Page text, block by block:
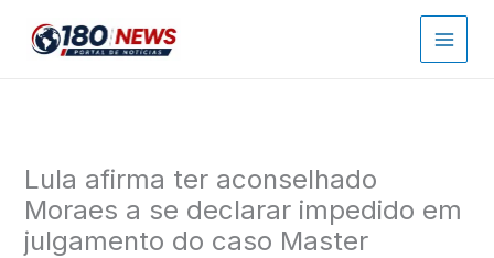
para
Lula afirma ter aconselhado
Moraes a se declarar impedido em
julgamento do caso Master